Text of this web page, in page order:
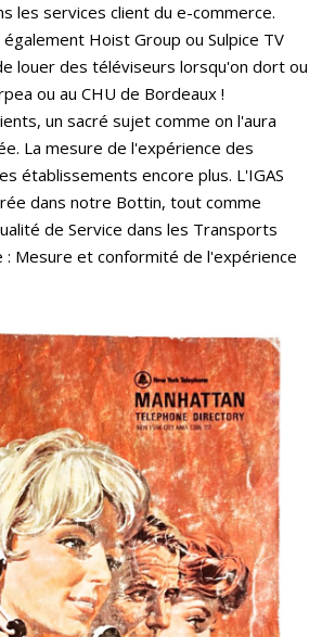
les services client du e-commerce.
Hoist Group ou Sulpice TV
louer des téléviseurs lorsqu'on dort ou
ou au CHU de Bordeaux !
un sacré sujet comme on l'aura
La mesure de l'expérience des
établissements encore plus. L'IGAS
dans notre Bottin, tout comme
de Service dans les Transports
: Mesure et conformité de l'expérience